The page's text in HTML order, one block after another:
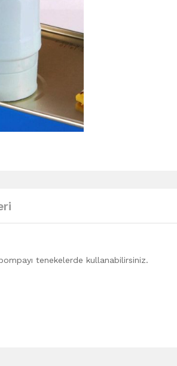
tenekelerde kullanabilirsiniz.